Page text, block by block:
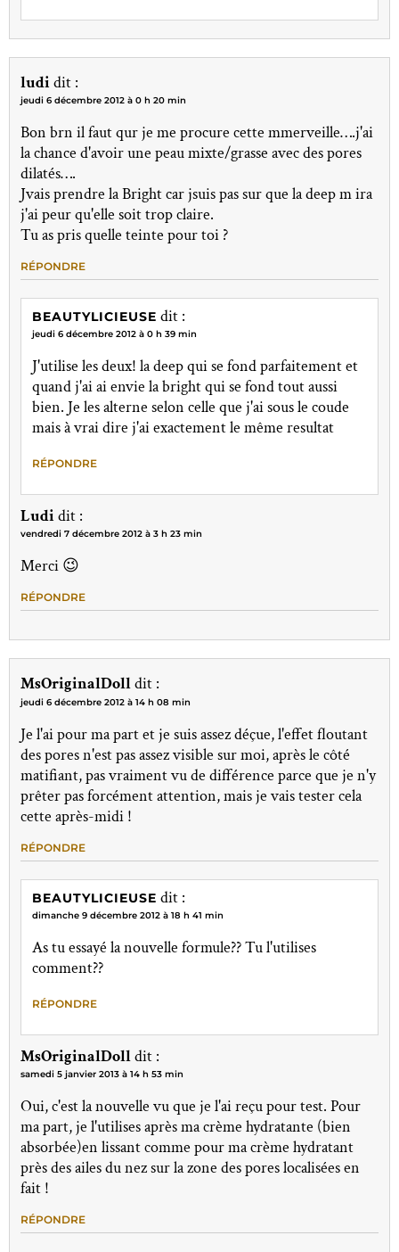
ludidit :
jeudi 6 décembre 2012 à 0 h 20 min
Bon brn il faut qur je me procure cette mmerveille….j'ai
la chance d'avoir une peau mixte/grasse avec des pores
dilatés….
Jvais prendre la Bright car jsuis pas sur que la deep m ira
j'ai peur qu'elle soit trop claire.
Tu as pris quelle teinte pour toi ?
RÉPONDRE
BEAUTYLICIEUSE dit :
jeudi 6 décembre 2012 à 0 h 39 min
J'utilise les deux! la deep qui se fond parfaitement et
quand j'ai ai envie la bright qui se fond tout aussi
bien. Je les alterne selon celle que j'ai sous le coude
mais à vrai dire j'ai exactement le même resultat
RÉPONDRE
Ludidit :
vendredi 7 décembre 2012 à 3 h 23 min
Merci 😉
RÉPONDRE
MsOriginalDolldit :
jeudi 6 décembre 2012 à 14 h 08 min
Je l'ai pour ma part et je suis assez déçue, l'effet floutant
des pores n'est pas assez visible sur moi, après le côté
matifiant, pas vraiment vu de différence parce que je n'y
prêter pas forcément attention, mais je vais tester cela
cette après-midi !
RÉPONDRE
BEAUTYLICIEUSE dit :
dimanche 9 décembre 2012 à 18 h 41 min
As tu essayé la nouvelle formule?? Tu l'utilises
comment??
RÉPONDRE
MsOriginalDolldit :
samedi 5 janvier 2013 à 14 h 53 min
Oui, c'est la nouvelle vu que je l'ai reçu pour test. Pour
ma part, je l'utilises après ma crème hydratante (bien
absorbée)en lissant comme pour ma crème hydratant
près des ailes du nez sur la zone des pores localisées en
fait !
RÉPONDRE